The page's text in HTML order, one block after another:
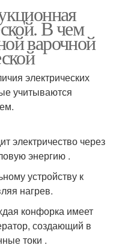
В чем
варочной
электрических
учитываются
электричество через
энергию .
устройству к
нагрев.
конфорка имеет
создающий в
токи .